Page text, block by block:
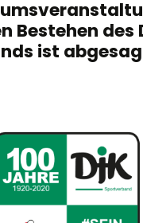
Bestehen des
ist